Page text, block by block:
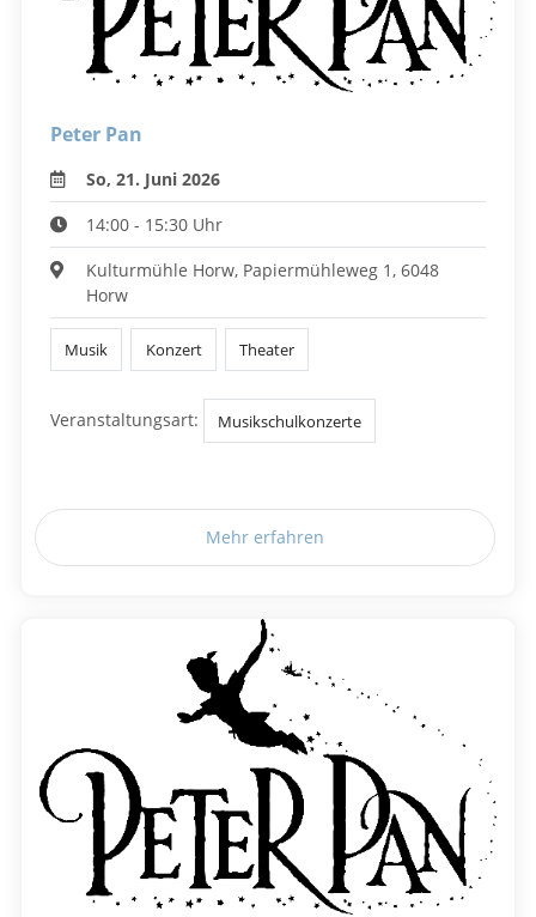
Peter Pan
So, 21. Juni 2026
14:00 - 15:30 Uhr
Kulturmühle Horw, Papiermühleweg 1, 6048
Horw
Musik Konzert Theater
Veranstaltungsart: Musikschulkonzerte
Mehr erfahren